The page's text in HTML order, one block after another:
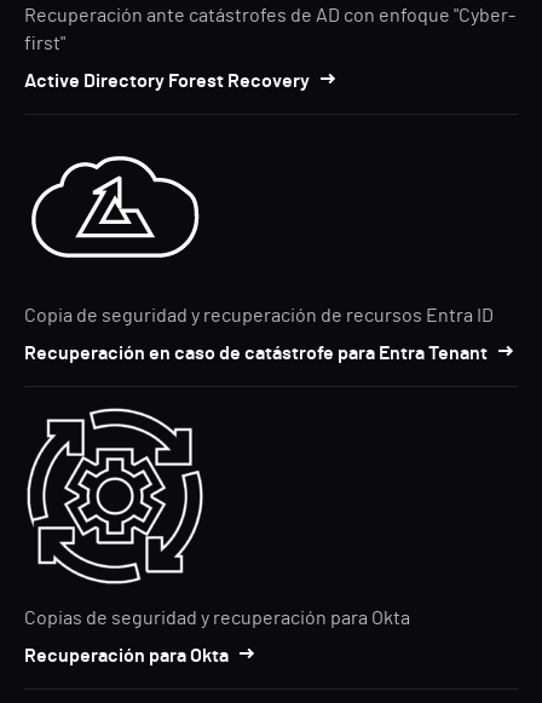
Recuperación ante catástrofes de AD con enfoque "Cyber-
first"
Active Directory Forest Recovery
Copia de seguridad y recuperación de recursos Entra ID
Recuperación en caso de catástrofe para Entra Tenant
Copias de seguridad y recuperación para Okta
Recuperación para Okta